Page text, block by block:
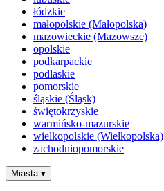
łódzkie
małopolskie (Małopolska)
mazowieckie (Mazowsze)
opolskie
podkarpackie
podlaskie
pomorskie
śląskie (Śląsk)
świętokrzyskie
warmińsko-mazurskie
wielkopolskie (Wielkopolska)
zachodniopomorskie
Miasta ▾